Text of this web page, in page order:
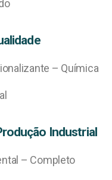
– Química
Industrial
– Completo